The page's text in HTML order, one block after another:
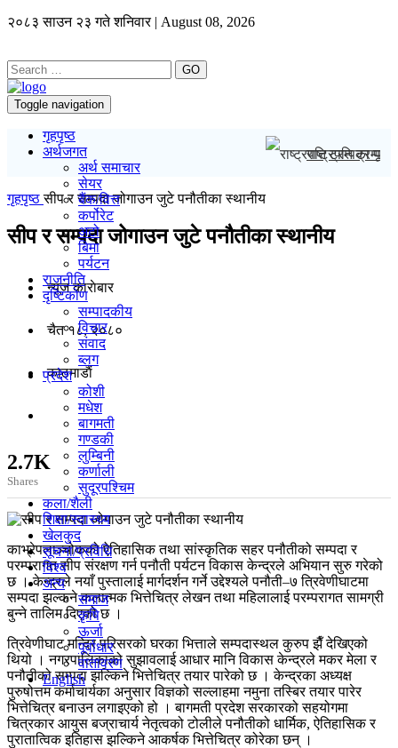
२०८३ साउन २३ गते शनिवार | August 08, 2026
GO
Toggle navigation
गृहपृष्ठ
अर्थजगत
अर्थ समाचार
सेयर
बैंक/वित्त
कर्पोरेट
अटो
बिमा
पर्यटन
राजनीति
दृष्टिकोण
सम्पादकीय
विचार
संवाद
ब्लग
प्रदेश
कोशी
मधेश
बागमती
गण्डकी
लुम्बिनी
कर्णाली
सुदूरपश्चिम
कला/शैली
शिक्षा/स्वास्थ्य
खेलकुद
सूचना/प्रविधि
विश्व
अन्य
समाज
कृषि
ऊर्जा
पूर्वाधार
वातावरण
English
राष्ट्रपति ट्रम्पका
गृहपृष्ठसीप र सम्पदा जोगाउन जुटे पनौतीका स्थानीय
सीप र सम्पदा जोगाउन जुटे पनौतीका स्थानीय
न्यूज काराेबार
चैत १८, २०८०
काठमाडाैं
2.7K
Shares
काभ्रेपलाञ्चोकको ऐतिहासिक तथा सांस्कृतिक सहर पनौतीको सम्पदा र
परम्परागत सीप संरक्षण गर्न पनौती पर्यटन विकास केन्द्रले अभियान सुरु गरेको
छ । केन्द्रले नयाँ पुस्तालाई मार्गदर्शन गर्ने उद्देश्यले पनौती–७ त्रिवेणीघाटमा
सम्पदा झल्कने कलात्मक भित्तेचित्र लेखन तथा महिलालाई परम्परागत सामग्री
बुन्ने तालिम दिएको छ ।
त्रिवेणीघाट मन्दिर परिसरको घरका भित्ताले सम्पदास्थल कुरुप झैँ देखिएको
थियो । नगरपालिकाको सुझावलाई आधार मानि विकास केन्द्रले मकर मेला र
पनौतीको सम्पदा झल्किने भित्तेचित्र तयार पारेको छ । केन्द्रका अध्यक्ष
पुरुषोत्तम कर्माचार्यका अनुसार विज्ञको सल्लाहमा नमुना तस्बिर तयार पारेर
भित्तेचित्र बनाउन लगाइएको हो । बागमती प्रदेश सरकारको सहयोगमा
चित्रकार आयुस बज्राचार्य नेतृत्वको टोलीले पनौतीको धार्मिक, ऐतिहासिक र
पुरातात्विक इतिहास झल्किने आकर्षक भित्तेचित्र कोरेका छन् ।